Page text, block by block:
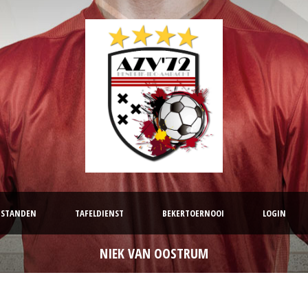
STANDEN TAFELDIENST BEKERTOERNOOI LOGIN
NIEK VAN OOSTRUM